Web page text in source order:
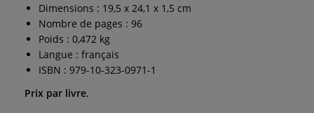
Dimensions : 19,5 x 24,1 x 1,5 cm
Nombre de pages : 96
Poids : 0,472 kg
Langue : français
ISBN : 979-10-323-0971-1
Prix par livre.